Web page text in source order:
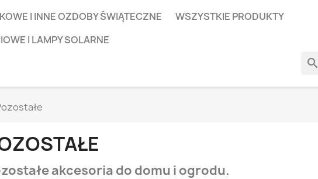
I INNE OZDOBY ŚWIĄTECZNE
WSZYSTKIE PRODUKTY
I LAMPY SOLARNE
search
akcesoria do domu i ogrodu.